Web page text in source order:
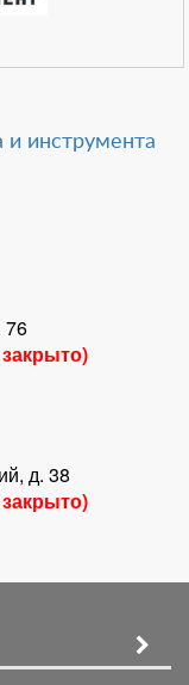
и инструмента
76
д. 38